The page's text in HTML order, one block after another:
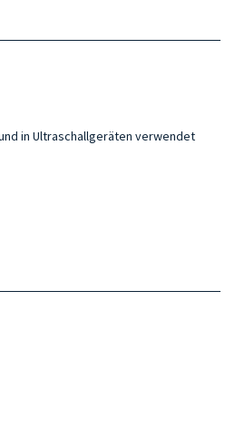
in Ultraschallgeräten verwendet